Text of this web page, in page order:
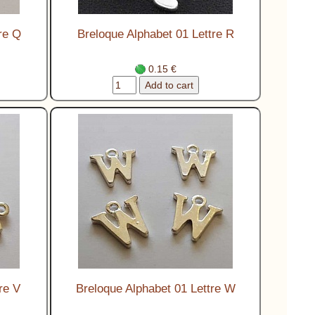
Q Breloque Alphabet 01 Lettre R
0.15 €
V Breloque Alphabet 01 Lettre W